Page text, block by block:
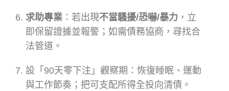
求助專業 ：若出現不當騷擾/恐嚇/暴力 ，立
即保留證據並報警；如需債務協商，尋找合
法管道。
設「90天零下注」觀察期：恢復睡眠、運動
與工作節奏；把可支配所得全投向清債。